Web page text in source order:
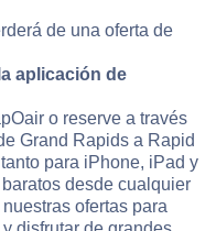
de una oferta de
aplicación de
o reserve a través
Grand Rapids a Rapid
para iPhone, iPad y
desde cualquier
ofertas para